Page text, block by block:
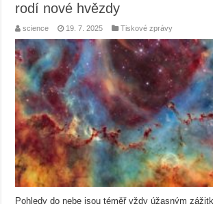
rodí nové hvězdy
science 19. 7. 2025 Tiskové zprávy
Pohledy do nebe jsou téměř vždy úžasným